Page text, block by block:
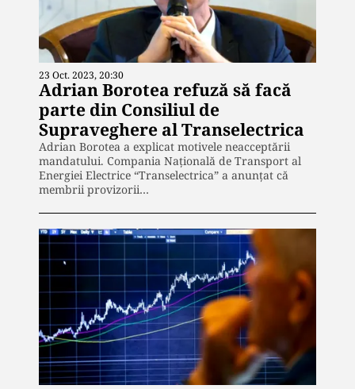
23 Oct. 2023, 20:30
Adrian Borotea refuză să facă
parte din Consiliul de
Supraveghere al Transelectrica
Adrian Borotea a explicat motivele neacceptării
mandatului. Compania Națională de Transport al
Energiei Electrice “Transelectrica” a anunțat că
membrii provizorii…